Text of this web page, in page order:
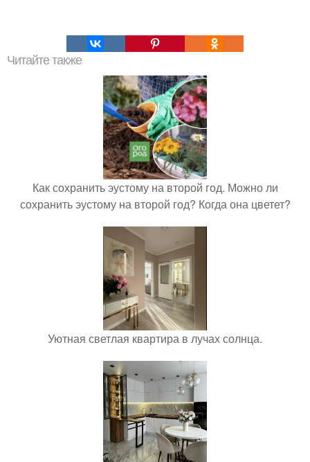
Читайте также
Как сохранить эустому на второй год. Можно ли
сохранить эустому на второй год? Когда она цветет?
Уютная светлая квартира в лучах солнца.